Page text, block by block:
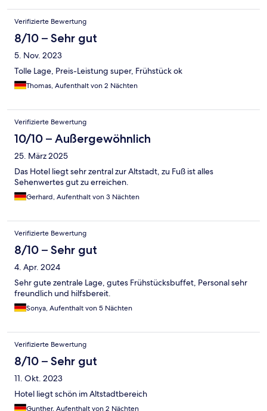
Verifizierte Bewertung
8/10 – Sehr gut
5. Nov. 2023
Tolle Lage, Preis-Leistung super, Frühstück ok
Thomas, Aufenthalt von 2 Nächten
Verifizierte Bewertung
10/10 – Außergewöhnlich
25. März 2025
Das Hotel liegt sehr zentral zur Altstadt, zu Fuß ist alles
Sehenwertes gut zu erreichen.
Gerhard, Aufenthalt von 3 Nächten
Verifizierte Bewertung
8/10 – Sehr gut
4. Apr. 2024
Sehr gute zentrale Lage, gutes Frühstücksbuffet, Personal sehr
freundlich und hilfsbereit.
Sonya, Aufenthalt von 5 Nächten
Verifizierte Bewertung
8/10 – Sehr gut
11. Okt. 2023
Hotel liegt schön im Altstadtbereich
Gunther, Aufenthalt von 2 Nächten